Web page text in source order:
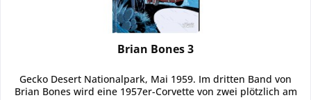
Brian Bones 3
Gecko Desert Nationalpark, Mai 1959. Im dritten Band von
Brian Bones wird eine 1957er-Corvette von zwei plötzlich am